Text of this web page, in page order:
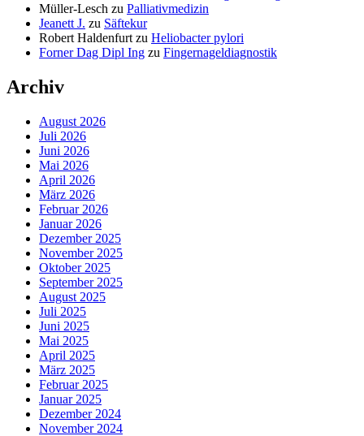
Müller-Lesch zu Palliativmedizin
Jeanett J. zu Säftekur
Robert Haldenfurt zu Heliobacter pylori
Forner Dag Dipl Ing zu Fingernageldiagnostik
Archiv
August 2026
Juli 2026
Juni 2026
Mai 2026
April 2026
März 2026
Februar 2026
Januar 2026
Dezember 2025
November 2025
Oktober 2025
September 2025
August 2025
Juli 2025
Juni 2025
Mai 2025
April 2025
März 2025
Februar 2025
Januar 2025
Dezember 2024
November 2024